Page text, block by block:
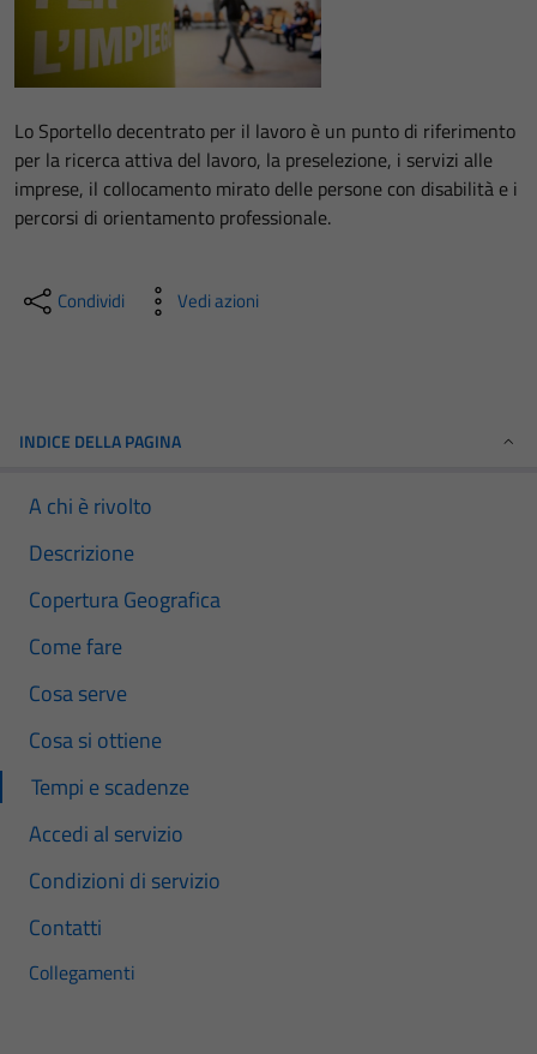
Lo Sportello decentrato per il lavoro è un punto di riferimento
per la ricerca attiva del lavoro, la preselezione, i servizi alle
imprese, il collocamento mirato delle persone con disabilità e i
percorsi di orientamento professionale.
Condividi Vedi azioni
INDICE DELLA PAGINA
A chi è rivolto
Descrizione
Copertura Geografica
Come fare
Cosa serve
Cosa si ottiene
Tempi e scadenze
Accedi al servizio
Condizioni di servizio
Contatti
Collegamenti